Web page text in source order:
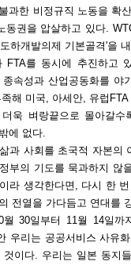
과한 비정규직 노동을 확
동권을 압살하고 있다.
하개발의제 기본골격'을
FTA를 동시에 추진하고
속성과 산업공동화를 야
해 미국, 아세안, 유럽
욱 벼랑끝으로 몰아갈
에 없다.
과 사회를 초국적 자본의
부의 기도를 묵과하지 않
라 생각한다면, 다시 한
전열을 가다듬고 연대를
30일부터 11월 14일까
우리는 공공서비스 사유
것이다. 우리는 일본 동지